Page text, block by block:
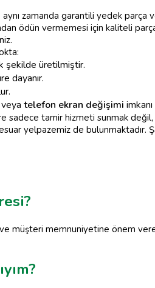
zamanda garantili yedek parça
ödün vermemesi için kaliteli
şekilde üretilmiştir.
dayanır.
telefon ekran değişimi
sadece tamir hizmeti sunmak değil,
yelpazemiz de bulunmaktadır.
müşteri memnuniyetine önem